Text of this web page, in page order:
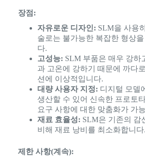
장점:
자유로운 디자인: SLM을 사용
술로는 불가능한 복잡한 형상을
다.
고성능: SLM 부품은 매우 강하
과 고온에 강하기 때문에 까다
션에 이상적입니다.
대량 사용자 지정: 디지털 모델
생산할 수 있어 신속한 프로토
요구 사항에 대한 맞춤화가 가
재료 효율성: SLM은 기존의 감
비해 재료 낭비를 최소화합니다.
제한 사항(계속):